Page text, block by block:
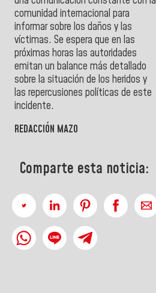
comunidad internacional para
informar sobre los daños y las
víctimas. Se espera que en las
próximas horas las autoridades
emitan un balance más detallado
sobre la situación de los heridos y
las repercusiones políticas de este
incidente.
REDACCIÓN MAZO
Comparte esta noticia: